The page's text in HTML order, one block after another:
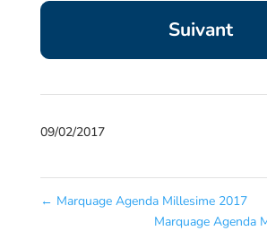
09/02/2017
← Marquage Agenda Millesime 2017
Marquage Agenda